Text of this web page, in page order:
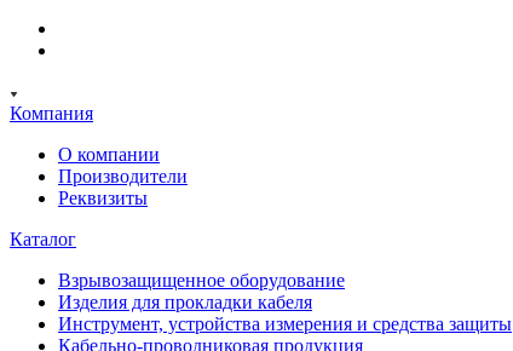
Компания
О компании
Производители
Реквизиты
Каталог
Взрывозащищенное оборудование
Изделия для прокладки кабеля
Инструмент, устройства измерения и средства защиты
Кабельно-проводниковая продукция